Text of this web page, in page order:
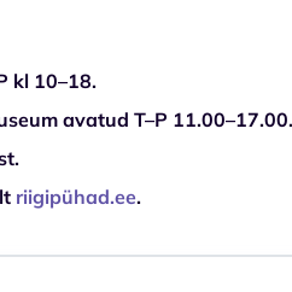
kl 10–18.
avatud T–P 11.00–17.00.
riigipühad.ee.